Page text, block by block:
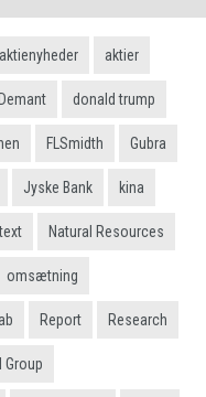
aktienyheder aktier
Demant donald trump
FLSmidth Gubra
Jyske Bank kina
Natural Resources
omsætning
Report Research
Group